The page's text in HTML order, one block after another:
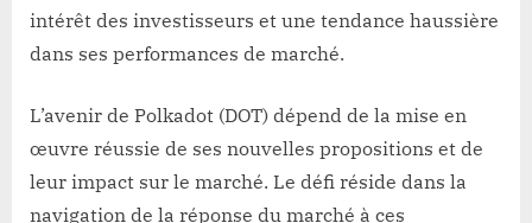
intérêt des investisseurs et une tendance haussière
dans ses performances de marché.
L’avenir de Polkadot (DOT) dépend de la mise en
œuvre réussie de ses nouvelles propositions et de
leur impact sur le marché. Le défi réside dans la
navigation de la réponse du marché à ces